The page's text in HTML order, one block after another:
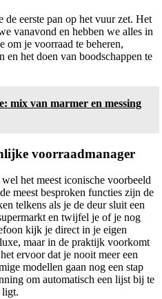
eerste pan op het vuur zet. Het
vanavond en hebben we alles in
om je voorraad te beheren,
en het doen van boodschappen te
mix van marmer en messing
voorraadmanager
het meest iconische voorbeeld
meest besproken functies zijn de
telkens als je de deur sluit een
en twijfel je of je nog
kijk je direct in je eigen
maar in de praktijk voorkomt
ervoor dat je nooit meer een
modellen gaan nog een stap
om automatisch een lijst bij te
ligt.